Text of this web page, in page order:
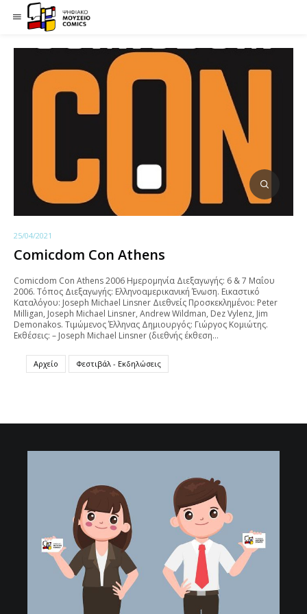
25/04/2021
Comicdom Con Athens
Comicdom Con Athens 2006 Ημερομηνία Διεξαγωγής: 6 & 7 Mαΐου
2006. Τόπος Διεξαγωγής: Ελληνοαμερικανική Ένωση. Εικαστικό
Καταλόγου: Joseph Michael Linsner Διεθνείς Προσκεκλημένοι: Peter
Milligan, Joseph Michael Linsner, Andrew Wildman, Dez Vylenz, Jim
Demonakos. Τιμώμενος Έλληνας Δημιουργός: Γιώργος Κομιώτης.
Εκθέσεις: – Joseph Michael Linsner (διεθνής έκθεση…
Αρχείο Φεστιβάλ - Εκδηλώσεις